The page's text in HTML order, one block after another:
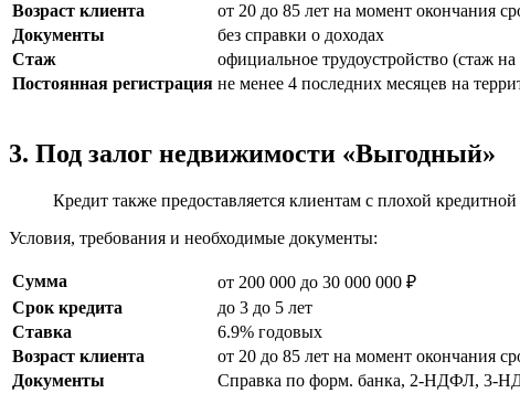
Возраст клиента
от 20 до 85 лет на момент окончания
Документы
без справки о доходах
Стаж
официальное трудоустройство (стаж
Постоянная регистрация не менее 4 последних месяцев на
3. Под залог недвижимости «Выгодный»
Кредит также предоставляется клиентам с плохой кредитной
Условия, требования и необходимые документы:
Сумма
от 200 000 до 30 000 000 ₽
Срок кредита
до 3 до 5 лет
Ставка
6.9% годовых
Возраст клиента
от 20 до 85 лет на момент окончания
Документы
Справка по форм. банка, 2-НДФЛ, 3-